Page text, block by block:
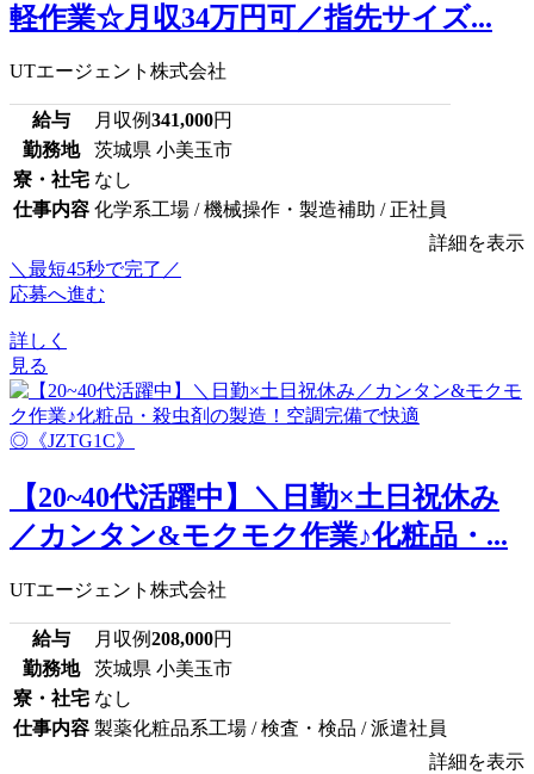
軽作業☆月収34万円可／指先サイズ...
UTエージェント株式会社
給与 月収例341,000円
勤務地
茨城県 小美玉市
寮・社宅 なし
仕事内容 化学系工場 / 機械操作・製造補助 / 正社員
詳細を表示
＼最短45秒で完了／
応募へ進む
詳しく
見る
【20~40代活躍中】＼日勤×土日祝休み
／カンタン&モクモク作業♪化粧品・...
UTエージェント株式会社
給与 月収例208,000円
勤務地
茨城県 小美玉市
寮・社宅 なし
仕事内容 製薬化粧品系工場 / 検査・検品 / 派遣社員
詳細を表示